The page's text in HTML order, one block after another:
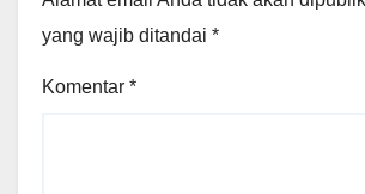
yang wajib ditandai *
Komentar *